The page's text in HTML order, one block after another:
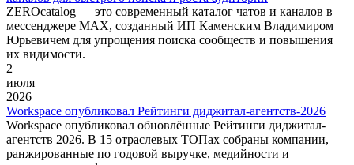
ZEROcatalog — это современный каталог чатов и каналов в
мессенджере MAX, созданный ИП Каменским Владимиром
Юрьевичем для упрощения поиска сообществ и повышения
их видимости.
2
июля
2026
Workspace опубликовал Рейтинги диджитал-агентств-2026
Workspace опубликовал обновлённые Рейтинги диджитал-
агентств 2026. В 15 отраслевых ТОПах собраны компании,
ранжированные по годовой выручке, медийности и